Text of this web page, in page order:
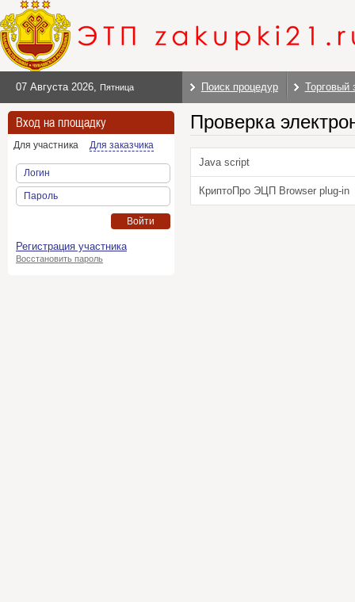
07 Августа 2026, Пятница Поиск процедур Торговый
Вход на площадку
Для участника Для заказчика
Логин
Пароль
Войти
Регистрация участника
Восстановить пароль
Проверка
Java script
КриптоПро ЭЦП Browser plug-in